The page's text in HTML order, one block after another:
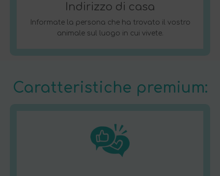
Indirizzo di casa
Informate la persona che ha trovato il vostro
animale sul luogo in cui vivete.
Caratteristiche premium: